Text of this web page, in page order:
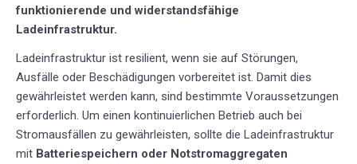
funktionierende und widerstandsfähige
Ladeinfrastruktur.
Ladeinfrastruktur ist resilient, wenn sie auf Störungen,
Ausfälle oder Beschädigungen vorbereitet ist. Damit dies
gewährleistet werden kann, sind bestimmte Voraussetzungen
erforderlich. Um einen kontinuierlichen Betrieb auch bei
Stromausfällen zu gewährleisten, sollte die Ladeinfrastruktur
mit Batteriespeichern oder Notstromaggregaten